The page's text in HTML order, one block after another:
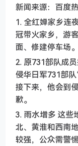
新闻来源：百度
1. 全红婵家乡连
冠带火家乡，游
面、修建停车场。
2. 原731部队成
侵华日军731部
接下来，他会到
歉。
3. 雨水增多 这些
北、黄淮和西南
较强，公众需警